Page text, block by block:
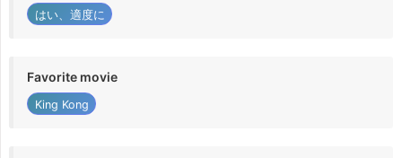
はい、適度に
Favorite movie
King Kong